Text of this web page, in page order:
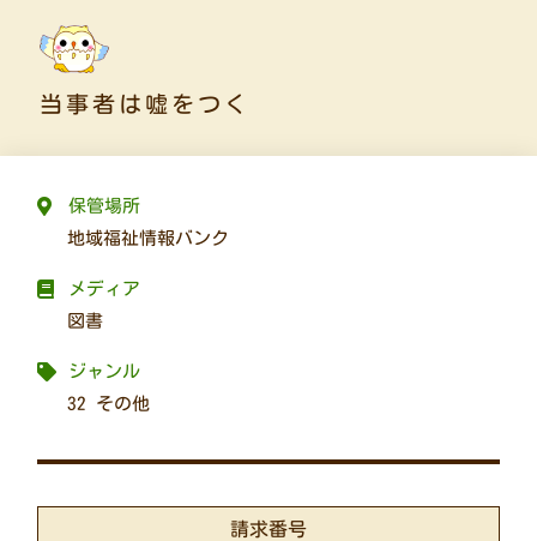
当事者は嘘をつく
保管場所
地域福祉情報バンク
メディア
図書
ジャンル
32 その他
請求番号